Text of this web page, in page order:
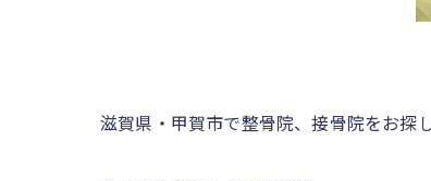
滋賀県・甲賀市で整骨院、接骨院をお探